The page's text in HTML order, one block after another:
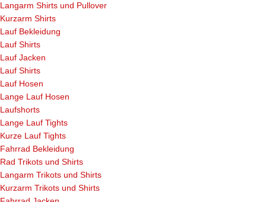
Langarm Shirts und Pullover
Kurzarm Shirts
Lauf Bekleidung
Lauf Shirts
Lauf Jacken
Lauf Shirts
Lauf Hosen
Lange Lauf Hosen
Laufshorts
Lange Lauf Tights
Kurze Lauf Tights
Fahrrad Bekleidung
Rad Trikots und Shirts
Langarm Trikots und Shirts
Kurzarm Trikots und Shirts